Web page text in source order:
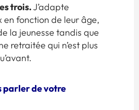
trois.J’adapte
en fonction de leur âge,
la jeunesse tandis que
retraitée qui n’est plus
parler de votre